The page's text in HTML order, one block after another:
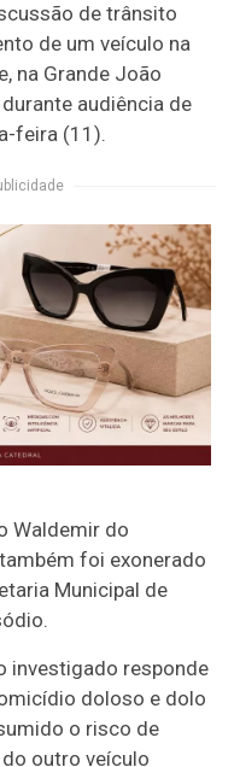
de trânsito
de um veículo na
na Grande João
audiência de
feira (11).
Waldemir do
foi exonerado
Municipal de
investigado responde
doloso e dolo
o risco de
outro veículo